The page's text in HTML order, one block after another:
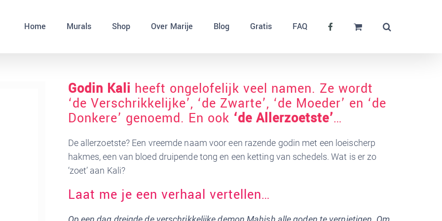
Home Murals Shop Over Marije Blog Gratis FAQ
Godin Kali heeft ongelofelijk veel namen. Ze wordt
‘de Verschrikkelijke’, ‘de Zwarte’, ‘de Moeder’ en ‘de
Donkere’ genoemd. En ook ‘de Allerzoetste’…
De allerzoetste? Een vreemde naam voor een razende godin met een loeischerp
hakmes, een van bloed druipende tong en een ketting van schedels. Wat is er zo
‘zoet’ aan Kali?
Laat me je een verhaal vertellen…